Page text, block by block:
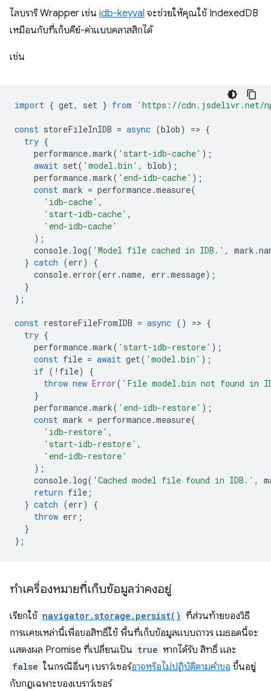
ไลบรารี Wrapper เช่น idb-keyval จะช่วยให้คุณใช้ IndexedDB
เหมือนกับที่เก็บคีย์-ค่าแบบคลาสสิกได้
เช่น
import { get, set } from 'https://cdn.jsdelivr.net/
const storeFileInIDB = async (blob) => {
try {
performance.mark( 'start-idb-cache' );
await set( 'model.bin' , blob);
performance.mark( 'end-idb-cache' );
const mark = performance.measure(
'idb-cache' ,
'start-idb-cache' ,
'end-idb-cache'
);
console. log( 'Model file cached in IDB.' , mark .
} catch (err)
{
console. error(err .name, err .message);
}
};
const restoreFileFromIDB = async () => {
try {
performance.mark( 'start-idb-restore' );
const file = await get( 'model.bin' );
if ( ! file)
{
throw new Error( 'File model.bin not found in
}
performance.mark( 'end-idb-restore' );
const mark = performance.measure(
'idb-restore' ,
'start-idb-restore' ,
'end-idb-restore'
);
console. log( 'Cached model file found in IDB.' ,
return file ;
} catch (err)
{
throw err ;
}
};
ทำเครื่องหมายที่เก็บข้อมูลว่าคงอยู่
เรียกใช้ navigator.storage.persist() ที่ส่วนท้ายของวิธี
การแคชเหล่านี้เพื่อขอสิทธิ์ใช้ พื้นที่เก็บข้อมูลแบบถาวร เมธอดนี้จะ
แสดงผล Promise ที่เปลี่ยนเป็น true หากได้รับ สิทธิ์ และ
false ในกรณีอื่นๆ เบราว์เซอร์อาจหรือไม่ปฏิบัติตามคำขอ ขึ้นอยู่
กับกฎเฉพาะของเบราว์เซอร์